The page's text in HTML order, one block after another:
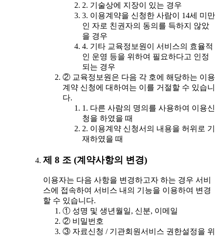
2. 기술상에 지장이 있는 경우
3. 이용계약을 신청한 사람이 14세 미만
인 자로 친권자의 동의를 득하지 않았
을 경우
4. 기타 교육정보원이 서비스의 효율적
인 운영 등을 위하여 필요하다고 인정
되는 경우
② 교육정보원은 다음 각 호에 해당하는 이용
계약 신청에 대하여는 이를 거절할 수 있습니
다.
1. 다른 사람의 명의를 사용하여 이용신
청을 하였을 때
2. 이용계약 신청서의 내용을 허위로 기
재하였을 때
제 8 조 (계약사항의 변경)
이용자는 다음 사항을 변경하고자 하는 경우 서비
스에 접속하여 서비스 내의 기능을 이용하여 변경
할 수 있습니다.
① 성명 및 생년월일, 신분, 이메일
② 비밀번호
③ 자료신청 / 기관회원서비스 권한설정을 위